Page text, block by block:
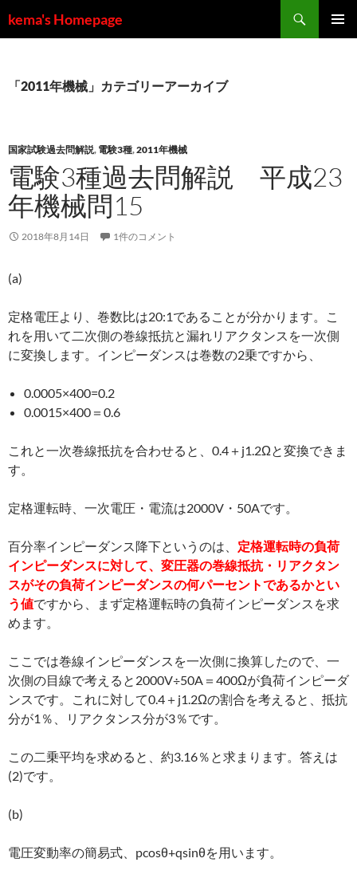
ン
キ
kema's Homepage
索
「2011年機械」カテゴリーアーカイブ
国家試験過去問解説, 電験3種,2011年機械
電験3種過去問解説 平成23
年機械問15
2018年8月14日 1件のコメント
(a)
定格電圧より、巻数比は20:1であることが分かります。こ
れを用いて二次側の巻線抵抗と漏れリアクタンスを一次側
に変換します。インピーダンスは巻数の2乗ですから、
0.0005×400=0.2
0.0015×400＝0.6
これと一次巻線抵抗を合わせると、0.4＋j1.2Ωと変換できま
す。
定格運転時、一次電圧・電流は2000V・50Aです。
百分率インピーダンス降下というのは、 定格運転時の負荷
インピーダンスに対して、変圧器の巻線抵抗・リアクタン
スがその負荷インピーダンスの何パーセントであるかとい
う値ですから、まず定格運転時の負荷インピーダンスを求
めます。
ここでは巻線インピーダンスを一次側に換算したので、一
次側の目線で考えると2000V÷50A＝400Ωが負荷インピーダ
ンスです。これに対して0.4＋j1.2Ωの割合を考えると、抵抗
分が1％、リアクタンス分が3％です。
この二乗平均を求めると、約3.16％と求まります。答えは
(2)です。
(b)
電圧変動率の簡易式、pcosθ+qsinθを用います。